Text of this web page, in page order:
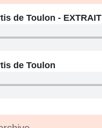
de Toulon - EXTRAIT
de Toulon